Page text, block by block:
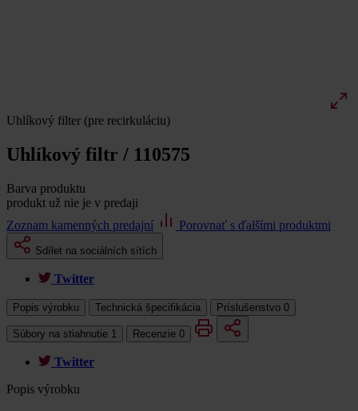
Uhlíkový filter (pre recirkuláciu)
Uhlíkový filtr / 110575
Barva produktu
produkt už nie je v predaji
Zoznam kamenných predajní
Porovnať s ďalšími produktmi
Sdílet na sociálních sítích
Twitter
Popis výrobku Technická špecifikácia Príslušenstvo 0
Súbory na stiahnutie 1 Recenzie 0
Twitter
Popis výrobku